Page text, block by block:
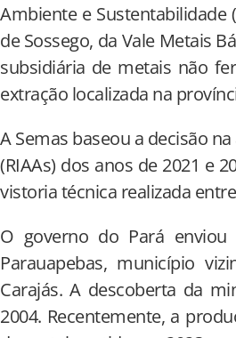
Ambiente e Sustentabilidade
de Sossego, da Vale Metais
subsidiária de metais não
extração localizada na
A Semas baseou a decisão
(RIAAs) dos anos de 2021 e
vistoria técnica realizada
O governo do Pará
Parauapebas, município
Carajás. A descoberta da
2004. Recentemente, a